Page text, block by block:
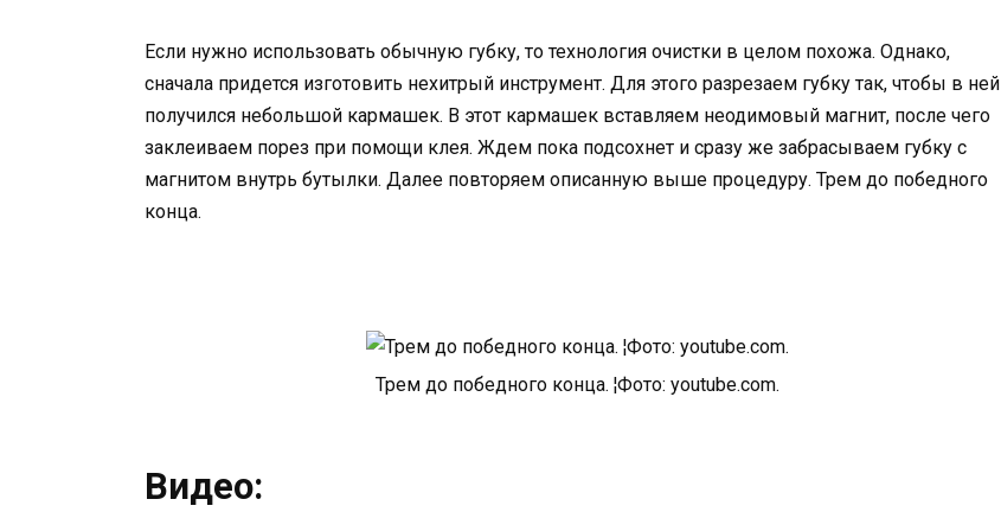
Если нужно использовать обычную губку, то технология очистки в целом похожа. Однако,
сначала придется изготовить нехитрый инструмент. Для этого разрезаем губку так, чтобы в ней
получился небольшой кармашек. В этот кармашек вставляем неодимовый магнит, после чего
заклеиваем порез при помощи клея. Ждем пока подсохнет и сразу же забрасываем губку с
магнитом внутрь бутылки. Далее повторяем описанную выше процедуру. Трем до победного
конца.
Трем до победного конца. ¦Фото: youtube.com.
Видео: